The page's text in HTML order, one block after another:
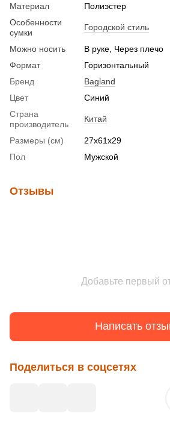
Материал
Полиэстер
Особенности
сумки
Городской стиль
Можно носить
В руке, Через плечо
Формат
Горизонтальный
Бренд
Bagland
Цвет
Синий
Страна
производитель
Китай
Размеры (см)
27х61х29
Пол
Мужской
Отзывы
Добавьте первый
Написать
Поделиться в соцсетях